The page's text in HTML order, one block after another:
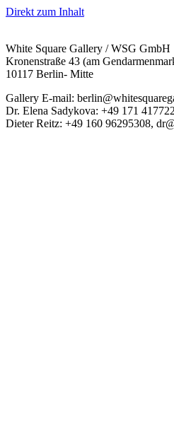
Direkt zum Inhalt
White Square Gallery / WSG GmbH
Kronenstraße 43 (am
10117 Berlin- Mitte
Gallery E-mail:
Dr. Elena Sadykova: +49 171
Dieter Reitz: +49 160 96295308,